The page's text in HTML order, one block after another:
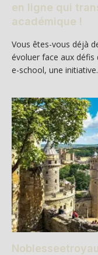
en ligne qui
académique !
Vous êtes-vous déjà
évoluer face aux défis
e-school, une